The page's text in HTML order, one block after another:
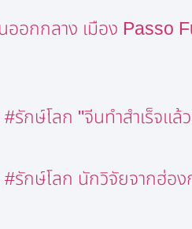
อกกลาง เมือง Passo
กษ์โลก "จีนทำสำเร็จแ
รักษ์โลก นักวิจัยจากฮ่อ